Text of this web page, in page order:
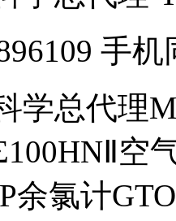
手机
学总代理
空
余氯计